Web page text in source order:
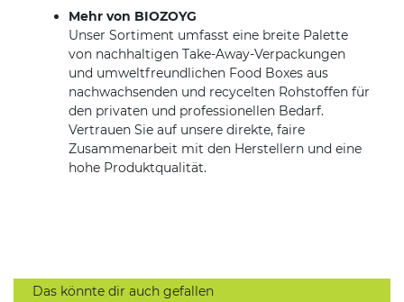
Mehr von BIOZOYG
Unser Sortiment umfasst eine breite Palette
von nachhaltigen Take-Away-Verpackungen
und umweltfreundlichen Food Boxes aus
nachwachsenden und recycelten Rohstoffen für
den privaten und professionellen Bedarf.
Vertrauen Sie auf unsere direkte, faire
Zusammenarbeit mit den Herstellern und eine
hohe Produktqualität.
Das könnte dir auch gefallen